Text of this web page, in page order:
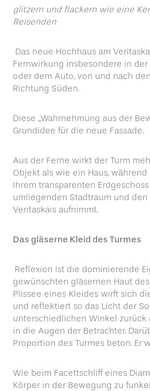
glitzern und flackern wie eine
Reisenden
Das neue Hochhaus am
Fernwirkung insbesondere in
oder dem Auto, von und nach
Richtung Süden.
Diese „Wahrnehmung aus der
Grundidee für die neue Fassade.
Aus der Ferne wirkt der Turm
Objekt als wie ein Haus,
Ihrem transparenten
umliegenden Stadtraum und
Veritaskais aufnimmt.
Das gläserne Kleid des Turmes
Reflexion ist die dominierende
gewünschten gläsernen Haut
Plissee eines Kleides wirft sich
und reflektiert so das Licht der
unterschiedlichen Winkel zurück
in die Augen der Betrachter.
Proportion des Turmes beton. Er
Wie beim Facettschliff eines
Körper in der Bewegung zu